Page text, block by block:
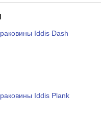
Iddis Dash
Iddis Plank